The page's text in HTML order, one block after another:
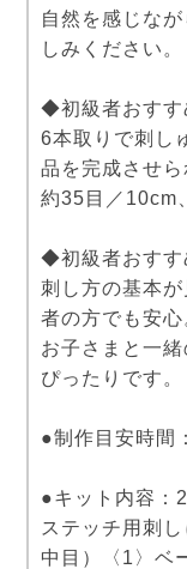
自然を感じな
しみください。
◆初級者おすす
6本取りで刺し
品を完成させら
約35目／10cm
◆初級者おすす
刺し方の基本
者の方でも安心
お子さまと一
ぴったりです。
●制作目安時間
●キット内容：
ステッチ用刺
中目）〈1〉ベ